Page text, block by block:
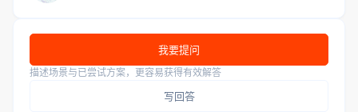
我要提问
描述场景与已尝试方案，更容易获得有效解答
写回答